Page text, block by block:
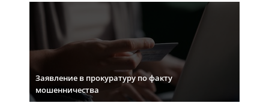
Заявление в прокуратуру по факту
мошенничества